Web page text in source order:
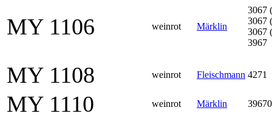
MY 1106 weinrot Märklin
3067
3067
3067
3967
MY 1108 weinrot Fleischmann 4271
MY 1110 weinrot Märklin 39670